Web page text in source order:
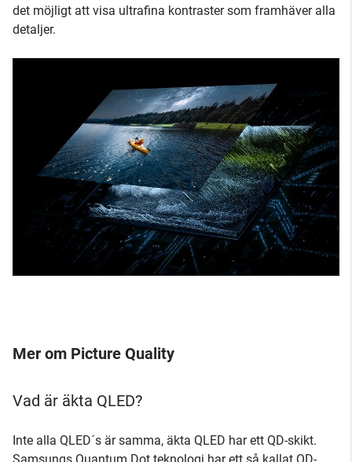
det möjligt att visa ultrafina kontraster som framhäver alla
detaljer.
Mer om Picture Quality
Vad är äkta QLED?
Inte alla QLED´s är samma, äkta QLED har ett QD-skikt.